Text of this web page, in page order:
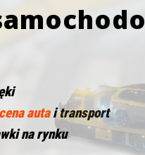
autai transport
na rynku